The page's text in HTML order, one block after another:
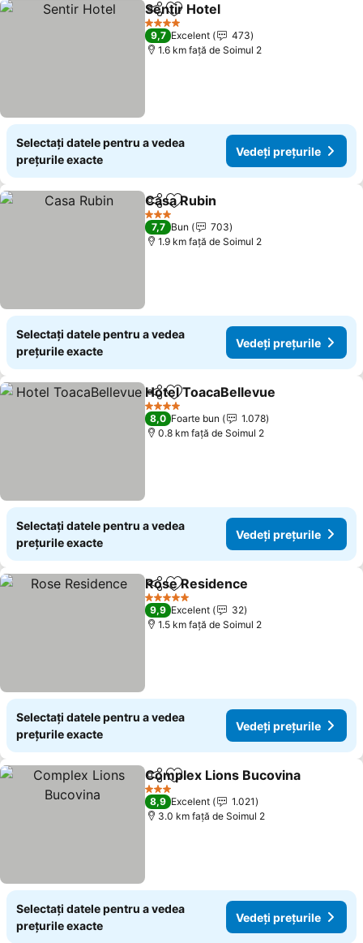
DistribuițiAdăugaţi la favorite
Sentir Hotel
4 Stele
9,7 Excelent
473
1.6 km faţă de Soimul 2
Selectați datele pentru a vedea
prețurile exacte
Vedeți prețurile
DistribuițiAdăugaţi la favorite
Casa Rubin
3 Stele
7,7 Bun
703
1.9 km faţă de Soimul 2
Selectați datele pentru a vedea
prețurile exacte
Vedeți prețurile
DistribuițiAdăugaţi la favorite
Hotel ToacaBellevue
4 Stele
8,0 Foarte bun
1.078
0.8 km faţă de Soimul 2
Selectați datele pentru a vedea
prețurile exacte
Vedeți prețurile
DistribuițiAdăugaţi la favorite
Rose Residence
5 Stele
9,9 Excelent
32
1.5 km faţă de Soimul 2
Selectați datele pentru a vedea
prețurile exacte
Vedeți prețurile
DistribuițiAdăugaţi la favorite
Complex Lions Bucovina
3 Stele
8,9 Excelent
1.021
3.0 km faţă de Soimul 2
Selectați datele pentru a vedea
prețurile exacte
Vedeți prețurile